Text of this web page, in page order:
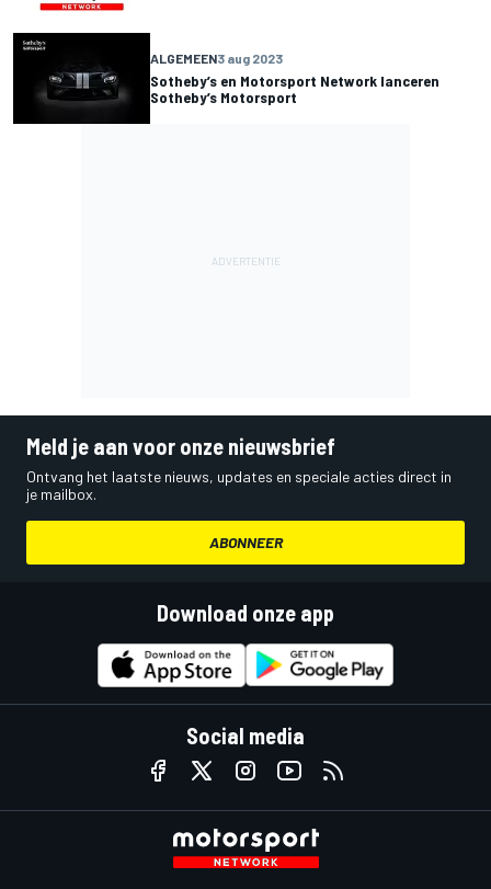
ALGEMEEN3 aug 2023
Sotheby’s en Motorsport Network lanceren
Sotheby’s Motorsport
Meld je aan voor onze nieuwsbrief
Ontvang het laatste nieuws, updates en speciale acties direct in
je mailbox.
ABONNEER
Download onze app
Social media